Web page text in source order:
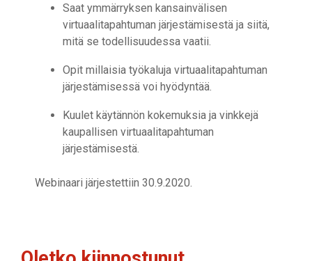
Saat ymmärryksen kansainvälisen
virtuaalitapahtuman järjestämisestä ja siitä,
mitä se todellisuudessa vaatii.
Opit millaisia työkaluja virtuaalitapahtuman
järjestämisessä voi hyödyntää.
Kuulet käytännön kokemuksia ja vinkkejä
kaupallisen virtuaalitapahtuman
järjestämisestä.
Webinaari järjestettiin 30.9.2020.